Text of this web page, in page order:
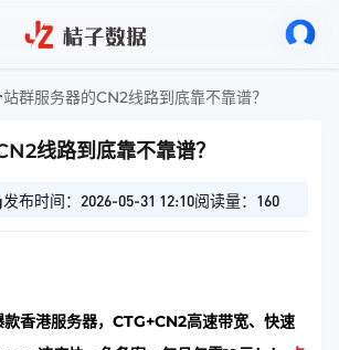
站群服务器的CN2线路到底靠不靠谱？
线路到底靠不靠谱？
发布时间：2026-05-31 12:10阅读量：160
香港服务器，CTG+CN2高速带宽、快速